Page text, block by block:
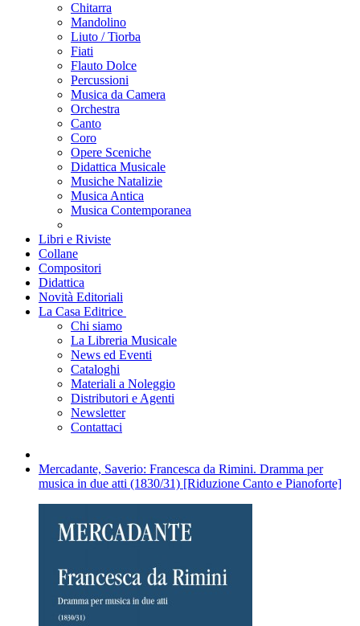
Chitarra
Mandolino
Liuto / Tiorba
Fiati
Flauto Dolce
Percussioni
Musica da Camera
Orchestra
Canto
Coro
Opere Sceniche
Didattica Musicale
Musiche Natalizie
Musica Antica
Musica Contemporanea
Libri e Riviste
Collane
Compositori
Didattica
Novità Editoriali
La Casa Editrice
Chi siamo
La Libreria Musicale
News ed Eventi
Cataloghi
Materiali a Noleggio
Distributori e Agenti
Newsletter
Contattaci
Mercadante, Saverio: Francesca da Rimini. Dramma per
musica in due atti (1830/31) [Riduzione Canto e Pianoforte]